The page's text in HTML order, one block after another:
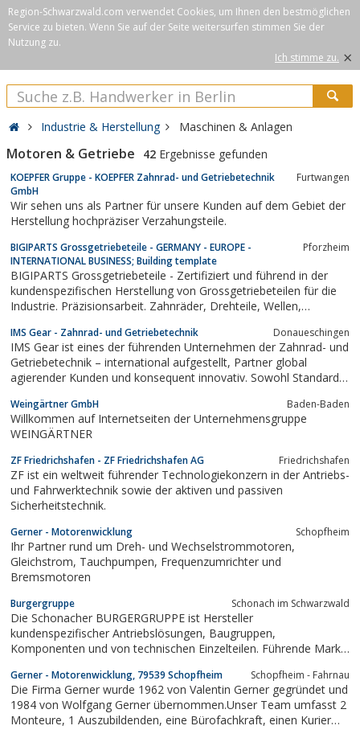
Region-Schwarzwald.com verwendet Cookies, um Ihnen den bestmöglichen
Service zu bieten. Wenn Sie auf der Seite weitersurfen stimmen Sie der
Nutzung zu.
Ich stimme zu. ×
Industrie & Herstellung Maschinen & Anlagen
Motoren & Getriebe 42 Ergebnisse gefunden
KOEPFER Gruppe - KOEPFER Zahnrad- und Getriebetechnik
GmbH
Furtwangen
Wir sehen uns als Partner für unsere Kunden auf dem Gebiet der
Herstellung hochpräziser Verzahungsteile.
BIGIPARTS Grossgetriebeteile - GERMANY - EUROPE -
INTERNATIONAL BUSINESS; Building template
Pforzheim
BIGIPARTS Grossgetriebeteile - Zertifiziert und führend in der
kundenspezifischen Herstellung von Grossgetriebeteilen für die
Industrie. Präzisionsarbeit. Zahnräder, Drehteile, Wellen,
IMS Gear - Zahnrad- und Getriebetechnik Donaueschingen
IMS Gear ist eines der führenden Unternehmen der Zahnrad- und
Getriebetechnik – inter­national auf­ge­stellt, Partner global
agierender Kunden und konsequent innovativ. Sowohl Stan­dard­
Planetengetriebe) setzen wir auf höchstem Niveau um – von der
Entwicklung bis zur...
Weingärtner GmbH Baden-Baden
Willkommen auf Internetseiten der Unternehmensgruppe
WEINGÄRTNER
ZF Friedrichshafen - ZF Friedrichshafen AG Friedrichshafen
ZF ist ein weltweit führender Technologiekonzern in der Antriebs-
und Fahrwerktechnik sowie der aktiven und passiven
Sicherheitstechnik.
Gerner - Motorenwicklung Schopfheim
Ihr Partner rund um Dreh- und Wechselstrommotoren,
Gleichstrom, Tauchpumpen, Frequenzumrichter und
Bremsmotoren
Burgergruppe Schonach im Schwarzwald
Die Schonacher BURGERGRUPPE ist Hersteller
kundenspezifischer Antriebslösungen, Baugruppen,
Komponenten und von technischen Einzelteilen. Führende Marke
Gerner - Motorenwicklung, 79539 Schopfheim Schopfheim - Fahrnau
Die Firma Gerner wurde 1962 von Valentin Gerner gegründet und
1984 von Wolfgang Gerner übernommen.Unser Team umfasst 2
Monteure, 1 Auszubildenden, eine Bürofachkraft, einen Kurier